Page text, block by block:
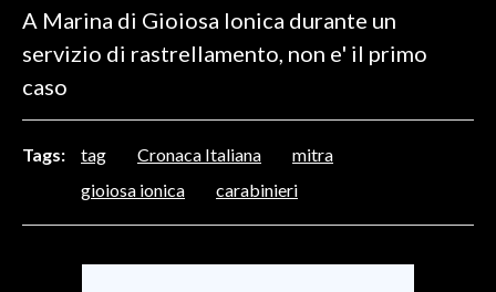
RISULTATI E CLASSIFICHE
CALCIO
A Marina di Gioiosa Ionica durante un
servizio di rastrellamento, non e' il primo
caso
Tags: tag Cronaca Italiana
mitra
gioiosa ionica
carabinieri